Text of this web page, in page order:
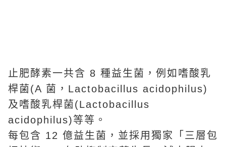
止肥酵素一共含 8 種益生菌，例如嗜酸乳
桿菌(A 菌，Lactobacillus acidophilus)
及嗜酸乳桿菌(Lactobacillus
acidophilus)等等。
每包含 12 億益生菌，並採用獨家「三層包